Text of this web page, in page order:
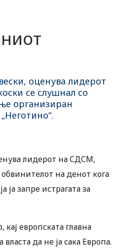
оценува лидерот
се слушнал со
организиран
лидерот на СДСМ,
на денот кога
запре истрагата за
европската главна
да не ја сака Европа.